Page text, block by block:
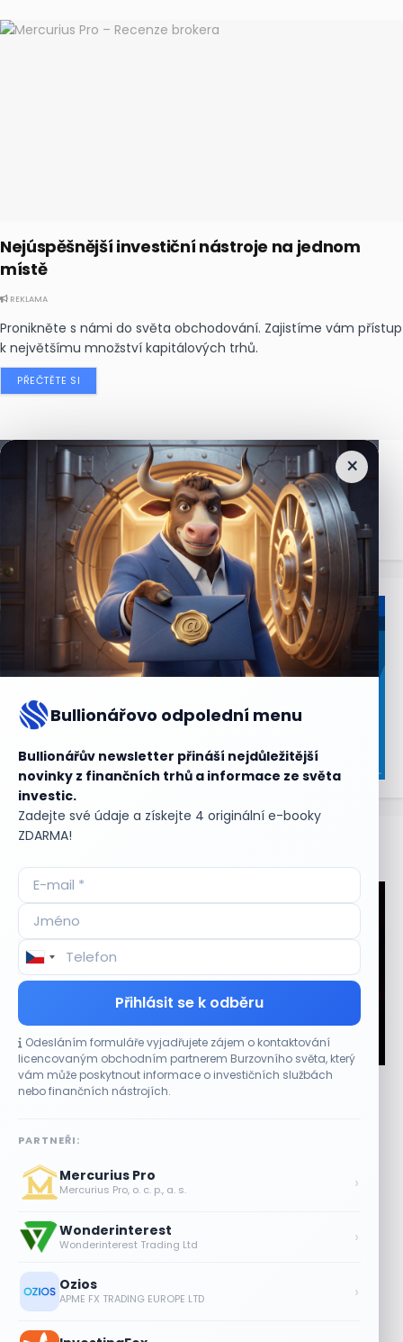
Nejúspěšnější investiční nástroje na jednom
místě
REKLAMA
Pronikněte s námi do světa obchodování. Zajistíme vám přístup
k největšímu množství kapitálových trhů.
PŘEČTĚTE SI
×
Bullionářovo odpolední menu
Bullionářův newsletter přináší nejdůležitější
novinky z finančních trhů a informace ze světa
investic.
Zadejte své údaje a získejte 4 originální e-booky
ZDARMA!
Přihlásit se k odběru
Odesláním formuláře vyjadřujete zájem o kontaktování
licencovaným obchodním partnerem Burzovního světa, který
vám může poskytnout informace o investičních službách
nebo finančních nástrojích.
PARTNEŘI:
Mercurius Pro
Mercurius Pro, o. c. p., a. s. ›
Wonderinterest
Wonderinterest Trading Ltd ›
Ozios
APME FX TRADING EUROPE LTD ›
Nejčtenějšízprávy
Aktuální
CO HÝBE TRHEM
Plány Starlinku srazily akcie T-Mobile, AT&T a
vedení společnosti SpaceX (SPCX) během hovoru k
výsledkům za druhé čtvrtletí obnovily obavy z dopadu...
Lisa Su zlehčuje Muskův závazek vůči
Nvidii. Akcie AMD po výsledcích klesají